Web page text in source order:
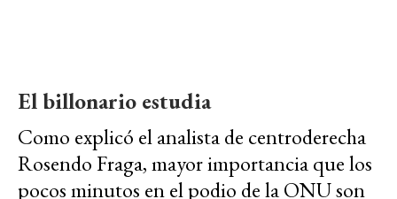
El billonario estudia
Como explicó el analista de centroderecha
Rosendo Fraga, mayor importancia que los
pocos minutos en el podio de la ONU son